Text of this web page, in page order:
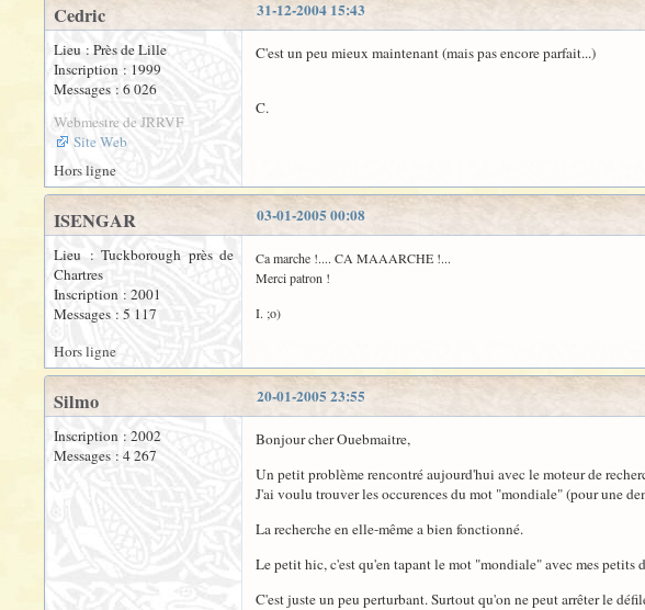
31-12-2004 15:43
Cedric
Lieu : Près de Lille
Inscription : 1999
Messages : 6 026
Webmestre de JRRVF
Site Web
C'est un peu mieux maintenant (mais pas encore parfait...)
C.
Hors ligne
03-01-2005 00:08
ISENGAR
Lieu : Tuckborough près de
Chartres
Inscription : 2001
Messages : 5 117
Ca marche !.... CA MAAARCHE !...
Merci patron !
I. ;o)
Hors ligne
20-01-2005 23:55
Silmo
Inscription : 2002
Messages : 4 267
Bonjour cher Ouebmaitre,
Un petit problème rencontré aujourd'hui avec le moteur de
J'ai voulu trouver les occurences du mot "mondiale" (pour une
La recherche en elle-même a bien fonctionné.
Le petit hic, c'est qu'en tapant le mot "mondiale" avec mes
C'est juste un peu perturbant. Surtout qu'on ne peut arrêter le